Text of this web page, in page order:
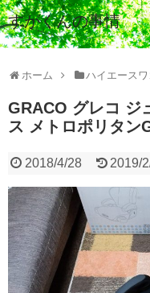
すがくんの事情
ホーム ハイエースワ
GRACO グレコ ジ
ス メトロポリタン
2018/4/28 2019/